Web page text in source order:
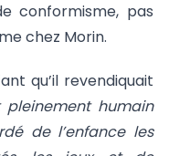
conformisme, pas
chez Morin.
qu’il revendiquait
pleinement humain
de l’enfance les